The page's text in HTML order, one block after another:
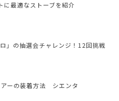
に最適なストーブを紹介
」の抽選会チャレンジ！12回挑戦
ーの装着方法 シエンタ